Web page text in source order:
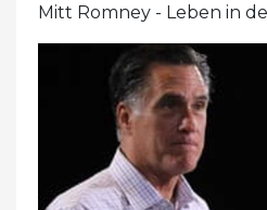
Mitt Romney - Leben in